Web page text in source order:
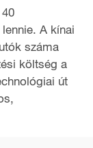
A kínai
száma
költség a
út